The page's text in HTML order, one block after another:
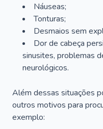
Náuseas;
Tonturas;
Desmaios sem
Dor de cabeça
sinusites, problemas
neurológicos.
Além dessas situações
outros motivos para
exemplo: